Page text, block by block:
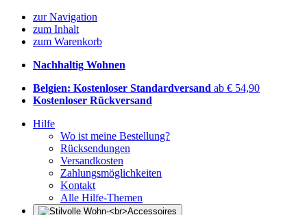
zur Navigation
zum Inhalt
zum Warenkorb
Nachhaltig Wohnen
Belgien: Kostenloser Standardversand ab € 54,90
Kostenloser Rückversand
Hilfe
Wo ist meine Bestellung?
Rücksendungen
Versandkosten
Zahlungsmöglichkeiten
Kontakt
Alle Hilfe-Themen